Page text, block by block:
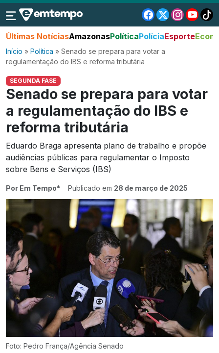
Últimas NotíciasAmazonasPolíticaPolíciaEsporte
Início » Política » Senado se prepara para votar a
regulamentação do IBS e reforma tributária
SEGUNDA FASE
Senado se prepara para votar
a regulamentação do IBS e
reforma tributária
Eduardo Braga apresenta plano de trabalho e propõe
audiências públicas para regulamentar o Imposto
sobre Bens e Serviços (IBS)
Por Em Tempo* Publicado em 28 de março de 2025
Foto: Pedro França/Agência Senado